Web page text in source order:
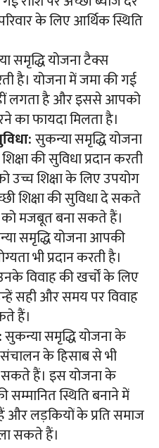
के लिए आर्थिक स्थिति
समृद्धि योजना टैक्स
है। योजना में जमा की गई
लगता है और इससे आपको
का फायदा मिलता है।
सुकन्या समृद्धि योजना
की सुविधा प्रदान करती
उच्च शिक्षा के लिए उपयोग
शिक्षा की सुविधा दे सकते
मजबूत बना सकते हैं।
समृद्धि योजना आपकी
भी प्रदान करती है।
विवाह की खर्चों के लिए
सही और समय पर विवाह
हैं।
सुकन्या समृद्धि योजना के
के हिसाब से भी
सकते हैं। इस योजना के
स्थिति बनाने में
लड़कियों के प्रति समाज
सकते हैं।